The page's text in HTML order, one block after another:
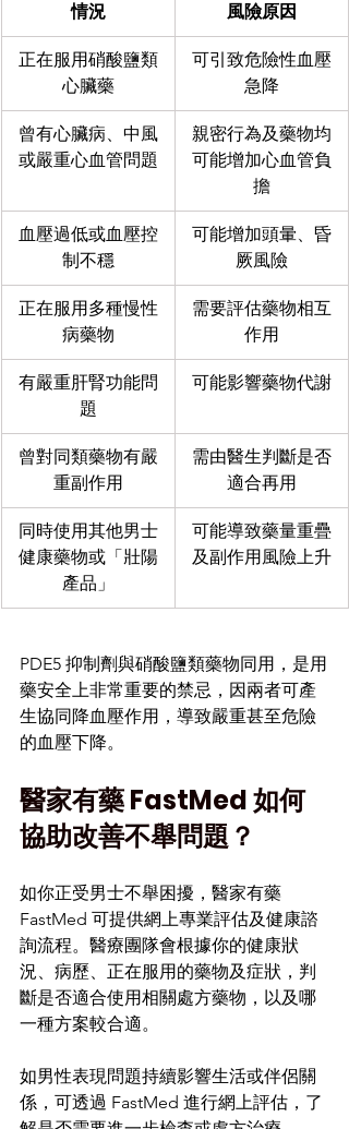
情況 風險原因
正在服用硝酸鹽類
心臟藥
可引致危險性血壓
急降
曾有心臟病、中風
或嚴重心血管問題
親密行為及藥物均
可能增加心血管負
擔
血壓過低或血壓控
制不穩
可能增加頭暈、昏
厥風險
正在服用多種慢性
病藥物
需要評估藥物相互
作用
有嚴重肝腎功能問
題
可能影響藥物代謝
曾對同類藥物有嚴
重副作用
需由醫生判斷是否
適合再用
同時使用其他男士
健康藥物或「壯陽
產品」
可能導致藥量重疊
及副作用風險上升
PDE5 抑制劑與硝酸鹽類藥物同用，是用
藥安全上非常重要的禁忌，因兩者可產
生協同降血壓作用，導致嚴重甚至危險
的血壓下降。
醫家有藥 FastMed 如何
協助改善不舉問題？
如你正受男士不舉困擾，醫家有藥
FastMed 可提供網上專業評估及健康諮
詢流程。醫療團隊會根據你的健康狀
況、病歷、正在服用的藥物及症狀，判
斷是否適合使用相關處方藥物，以及哪
一種方案較合適。
如男性表現問題持續影響生活或伴侶關
係，可透過 FastMed 進行網上評估，了